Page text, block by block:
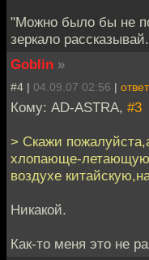
"Можно было бы не
зеркало рассказывай.
Goblin »
#4 | 04.09.07 02:56 |
Кому: AD-ASTRA, #3
> Скажи
хлопающе-
воздухе
Никакой.
Как-то меня это не